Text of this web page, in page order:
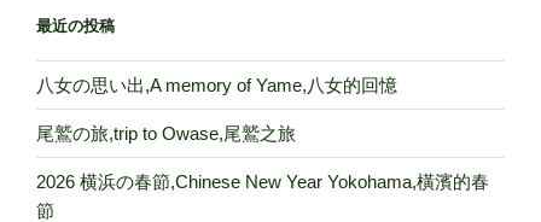
最近の投稿
八女の思い出,A memory of Yame,八女的回憶
尾鷲の旅,trip to Owase,尾鷲之旅
2026 横浜の春節,Chinese New Year Yokohama,橫濱的春
節